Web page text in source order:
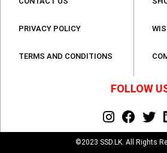
PRIVACY POLICY
TERMS AND CONDITIONS
FOLLOW
©2023 SSD.LK. All Rights